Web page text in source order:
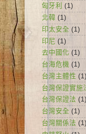
匈牙利
(1)
北韓 (1)
印太安全 (1)
印尼 (1)
去中國化 (1)
台海危機 (1)
台灣主體性 (1)
台灣保證實施
台灣保證法 (1)
台灣安全 (1)
台灣關係法 (1)